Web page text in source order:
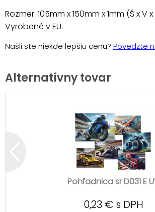
Rozmer: 105mm x 150mm x 1mm (Š x V x
Vyrobené v EU.
Našli ste niekde lepšiu cenu? Povedzte
Alternatívny tovar
Pohľadnica sr D031 E
0,23 € s DPH